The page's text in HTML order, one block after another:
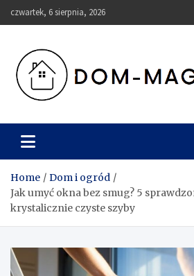
to
czwartek, 6 sierpnia, 2026
Dom-
Home
Dom i ogród
Jak umyć okna bez smug? 5
krystalicznie czyste szyby